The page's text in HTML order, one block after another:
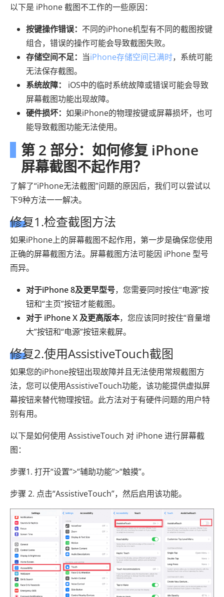
以下是 iPhone 截图不工作的一些原因：
按键操作错误： 不同的iPhone机型有不同的截图按键
组合，错误的操作可能会导致截图失败。
存储空间不足： 当iPhone存储空间已满时，系统可能
无法保存截图。
系统故障：
iOS中的临时系统故障或错误可能会导致
屏幕截图功能出现故障。
硬件损坏： 如果iPhone的物理按键或屏幕损坏，也可
能导致截图功能无法使用。
第 2 部分：如何修复 iPhone
屏幕截图不起作用？
了解了“iPhone无法截图”问题的原因后，我们可以尝试以
下9种方法一一解决。
修复1.检查截图方法
如果iPhone上的屏幕截图不起作用，第一步是确保您使用
正确的屏幕截图方法。屏幕截图方法可能因 iPhone 型号
而异。
对于iPhone 8及更早型号，您需要同时按住“电源”按
钮和“主页”按钮才能截图。
对于 iPhone X 及更高版本，您应该同时按住“音量增
大”按钮和“电源”按钮来截屏。
修复2.使用AssistiveTouch截图
如果您的iPhone按钮出现故障并且无法使用常规截图方
法，您可以使用AssistiveTouch功能，该功能提供虚拟屏
幕按钮来替代物理按钮。此方法对于有硬件问题的用户特
别有用。
以下是如何使用 AssistiveTouch 对 iPhone 进行屏幕截
图：
步骤1. 打开“设置”>“辅助功能”>“触摸”。
步骤 2. 点击“AssistiveTouch”，然后启用该功能。